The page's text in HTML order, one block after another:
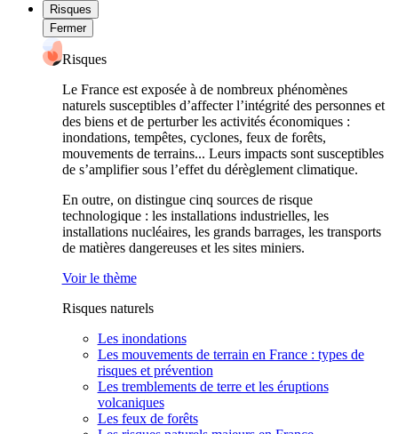
Risques
Fermer
Risques
Le France est exposée à de nombreux phénomènes
naturels susceptibles d’affecter l’intégrité des personnes et
des biens et de perturber les activités économiques :
inondations, tempêtes, cyclones, feux de forêts,
mouvements de terrains... Leurs impacts sont susceptibles
de s’amplifier sous l’effet du dérèglement climatique.
En outre, on distingue cinq sources de risque
technologique : les installations industrielles, les
installations nucléaires, les grands barrages, les transports
de matières dangereuses et les sites miniers.
Voir le thème
Risques naturels
Les inondations
Les mouvements de terrain en France : types de
risques et prévention
Les tremblements de terre et les éruptions
volcaniques
Les feux de forêts